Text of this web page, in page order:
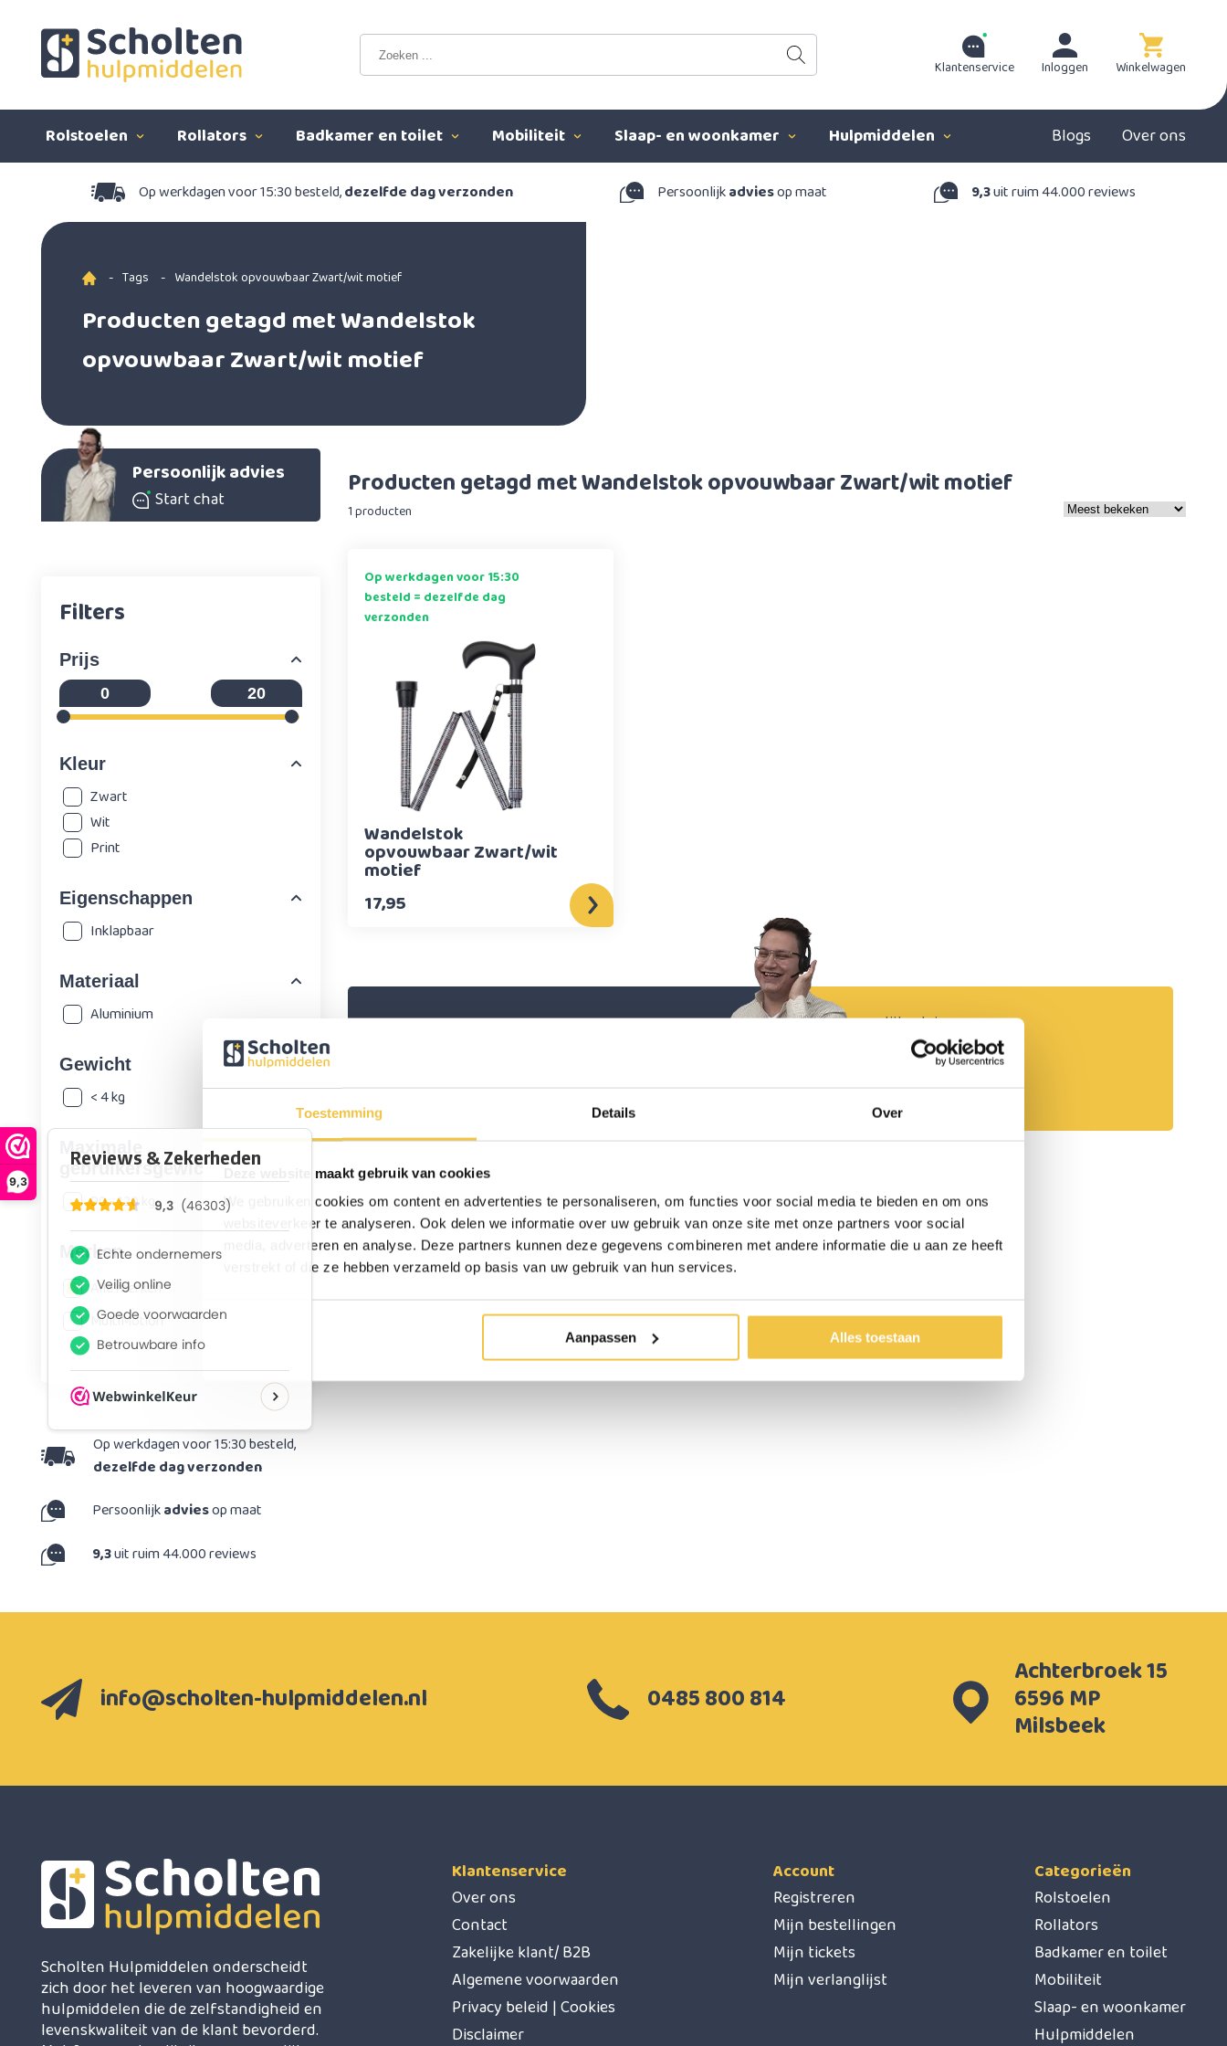
Toestemming Details Over
Deze website maakt gebruik van cookies
We gebruiken cookies om content en advertenties te personaliseren, om functies voor social media te bieden en om ons
websiteverkeer te analyseren. Ook delen we informatie over uw gebruik van onze site met onze partners voor social
media, adverteren en analyse. Deze partners kunnen deze gegevens combineren met andere informatie die u aan ze heeft
verstrekt of die ze hebben verzameld op basis van uw gebruik van hun services.
Aanpassen Alles toestaan
9,3
Klantenservice Inloggen Winkelwagen
Rolstoelen Rollators Badkamer en toilet Mobiliteit Slaap- en woonkamer Hulpmiddelen Blogs Over ons
Op werkdagen voor 15:30 besteld,dezelfde dag verzonden Persoonlijkadviesop maat 9,3uit ruim 44.000 reviews
- Tags - Wandelstok opvouwbaar Zwart/wit motief
Producten getagd met Wandelstok
opvouwbaar Zwart/wit motief
Persoonlijk advies
Start chat
Filters
Prijs
Kleur
Zwart
Wit
Print
Eigenschappen
Inklapbaar
Materiaal
Aluminium
Gewicht
< 4 kg
Maximale
gebruikersgewicht
90 - 120 kg
Merken
Alle merken
MultiMotion
Op werkdagen voor 15:30 besteld,
dezelfde dag verzonden
Persoonlijkadviesop maat
9,3uit ruim 44.000 reviews
Producten getagd met Wandelstok opvouwbaar Zwart/wit motief
1 producten
Op werkdagen voor 15:30
besteld = dezelfde dag
verzonden
Wandelstok
opvouwbaar Zwart/wit
motief
17,95
maken van een keuze?
Persoonlijk advies
Start chat
info@scholten-hulpmiddelen.nl 0485 800 814
Achterbroek 15
6596 MP
Milsbeek
Scholten Hulpmiddelen onderscheidt
zich door het leveren van hoogwaardige
hulpmiddelen die de zelfstandigheid en
levenskwaliteit van de klant bevorderd.
Klantenservice
Over ons
Contact
Zakelijke klant/ B2B
Algemene voorwaarden
Privacy beleid | Cookies
Disclaimer
Account
Registreren
Mijn bestellingen
Mijn tickets
Mijn verlanglijst
Categorieën
Rolstoelen
Rollators
Badkamer en toilet
Mobiliteit
Slaap- en woonkamer
Hulpmiddelen